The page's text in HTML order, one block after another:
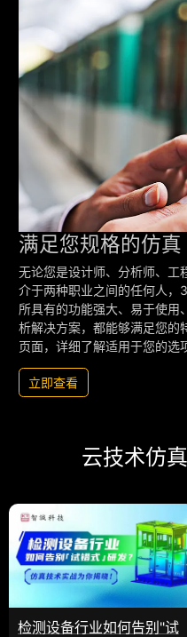
满足您规格的仿真
无论您是设计师、分析师、工
介于两种职业之间的任何人，
所具有的功能强大、易于使用
析解决方案，都能够满足您的
页面，详细了解适用于您的选
立即查看
云技术仿
检测设备行业如何告别"试